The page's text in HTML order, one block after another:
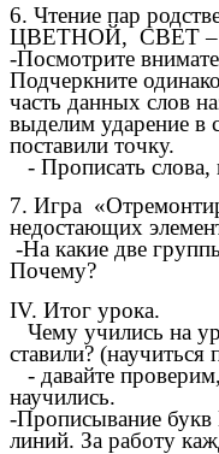
6. Чтение пар
ЦВЕТНОЙ, СВЕТ
-Посмотрите
Подчеркните
часть данных слов
выделим ударение в
поставили точку.
- Прописать слова,
7. Игра
недостающих
-На какие две
Почему?
IV. Итог урока.
Чему учились на
ставили?
- давайте
научились.
-Прописывание букв
линий. За работу